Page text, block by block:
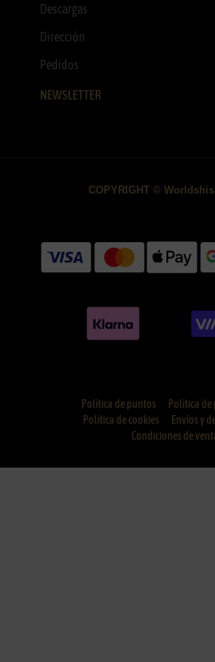
Descargas
Dirección
Pedidos
NEWSLETTER
COPYRIGHT ©
Política de puntos
Política de
Política de cookies
Envíos y
Condiciones de